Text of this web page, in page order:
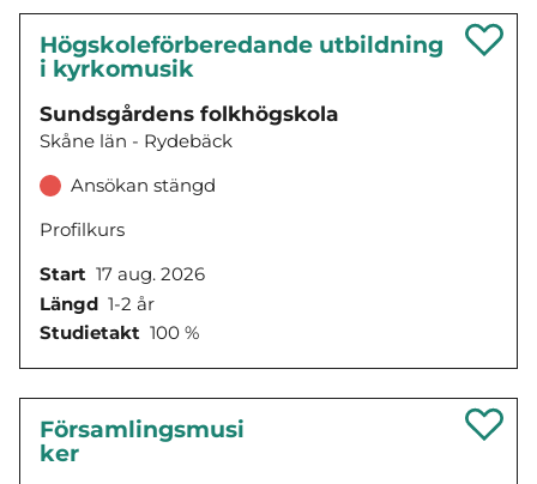
Högskoleförberedande utbildning
i kyrkomusik
Sundsgårdens folkhögskola
Skåne län - Rydebäck
Ansökan stängd
Profilkurs
Start 17 aug. 2026
Längd 1-2 år
Studietakt 100 %
Församlingsmusi
ker